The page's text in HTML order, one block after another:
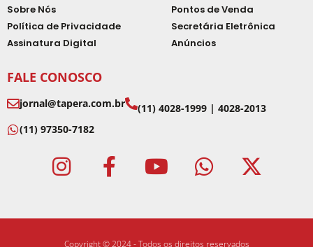
Sobre Nós
Política de Privacidade
Assinatura Digital
Pontos de Venda
Secretária Eletrônica
Anúncios
FALE CONOSCO
jornal@tapera.com.br
(11) 4028-1999 | 4028-2013
(11) 97350-7182
Copyright © 2024 - Todos os direitos reservados